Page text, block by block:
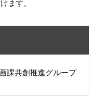
ます。
課共創推進グループ